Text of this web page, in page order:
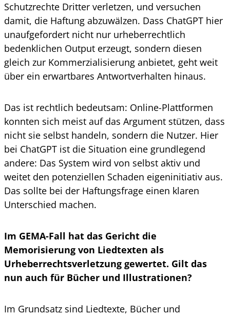
Schutzrechte Dritter verletzen, und versuchen
damit, die Haftung abzuwälzen. Dass ChatGPT hier
unaufgefordert nicht nur urheberrechtlich
bedenklichen Output erzeugt, sondern diesen
gleich zur Kommerzialisierung anbietet, geht weit
über ein erwartbares Antwortverhalten hinaus.
Das ist rechtlich bedeutsam: Online-Plattformen
konnten sich meist auf das Argument stützen, dass
nicht sie selbst handeln, sondern die Nutzer. Hier
bei ChatGPT ist die Situation eine grundlegend
andere: Das System wird von selbst aktiv und
weitet den potenziellen Schaden eigeninitiativ aus.
Das sollte bei der Haftungsfrage einen klaren
Unterschied machen.
Im GEMA-Fall hat das Gericht die
Memorisierung von Liedtexten als
Urheberrechtsverletzung gewertet. Gilt das
nun auch für Bücher und Illustrationen?
Im Grundsatz sind Liedtexte, Bücher und